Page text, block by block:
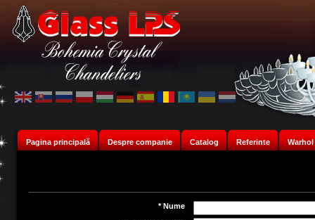
Pagina principală Despre companie Catalog Referinte
* Nume